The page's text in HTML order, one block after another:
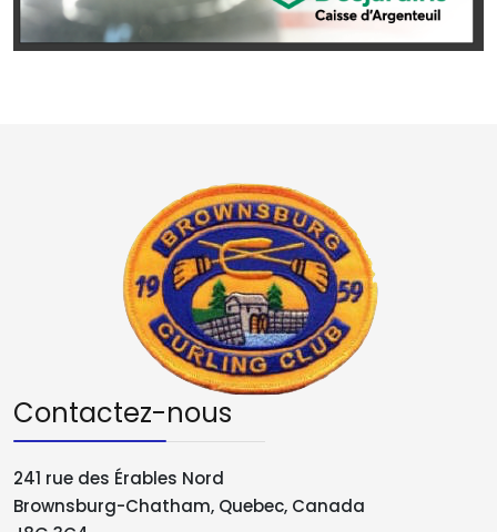
Contactez-nous
241 rue des Érables Nord
Brownsburg-Chatham, Quebec, Canada